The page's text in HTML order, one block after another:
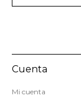
Cuenta
Mi cuenta